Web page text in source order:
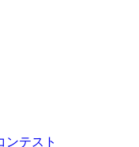
ンテスト